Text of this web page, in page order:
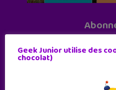
Geek Junior utilise des
chocolat)